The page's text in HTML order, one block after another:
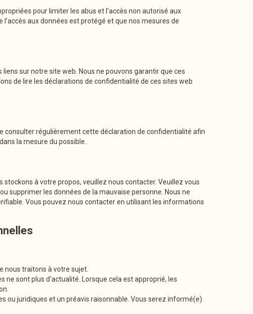
pour limiter les abus et l’accès non autorisé aux
aux données est protégé et que nos mesures de
sur notre site web. Nous ne pouvons garantir que ces
de lire les déclarations de confidentialité de ces sites web
consulter régulièrement cette déclaration de confidentialité afin
la mesure du possible.
à votre propos, veuillez nous contacter. Veuillez vous
supprimer les données de la mauvaise personne. Nous ne
Vous pouvez nous contacter en utilisant les informations
nous traitons à votre sujet.
sont plus d’actualité. Lorsque cela est approprié, les
ou juridiques et un préavis raisonnable. Vous serez informé(e)